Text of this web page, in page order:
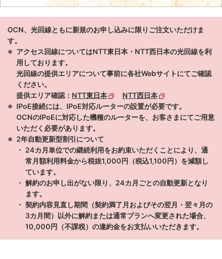
OCN、光回線ともに新規のお申し込みに限りご注文いただけま
す。
アクセス回線についてはNTT東日本・NTT西日本の光回線を利
用しております。
光回線の提供エリアについて事前に各社Webサイトにてご確認
ください。
提供エリア確認： NTT東日本
NTT西日本
IPoE接続には、IPoE対応ルーターの設置が必要です。
OCNのIPoEに対応した機種のルーターを、お客さまにてご用意
いただく必要があります。
2年自動更新型割引について
24カ月単位での継続利用をお約束いただくことにより、通
常月額利用料金から税抜1,000円（税込1,100円）を減額し
ています。
解約のお申し出がない限り、24カ月ごとの自動更新となり
ます。
契約内容見直し期間（契約満了月およびその翌月・翌々月の
3カ月間）以外に解約または通常プランへ変更された場合、
10,000円（不課税）の違約金をお支払いいただきます。